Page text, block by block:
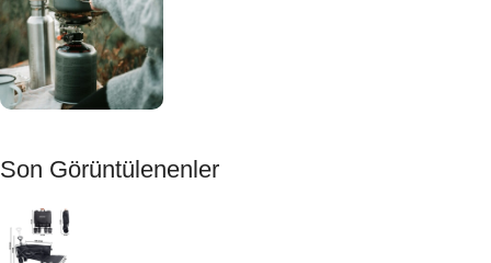
Muftağı
Kampçı
Şefler İçin
Son Görüntülenenler